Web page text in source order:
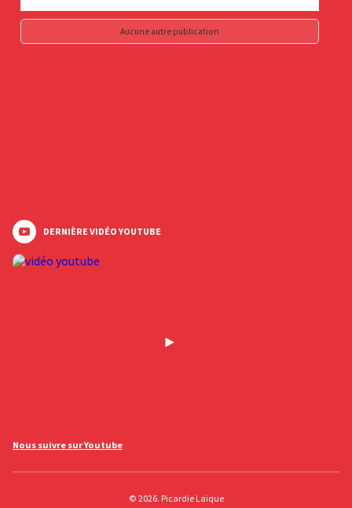
Aucune autre publication
DERNIÈRE VIDÉO YOUTUBE
Nous suivre sur Youtube
© 2026. Picardie Laïque